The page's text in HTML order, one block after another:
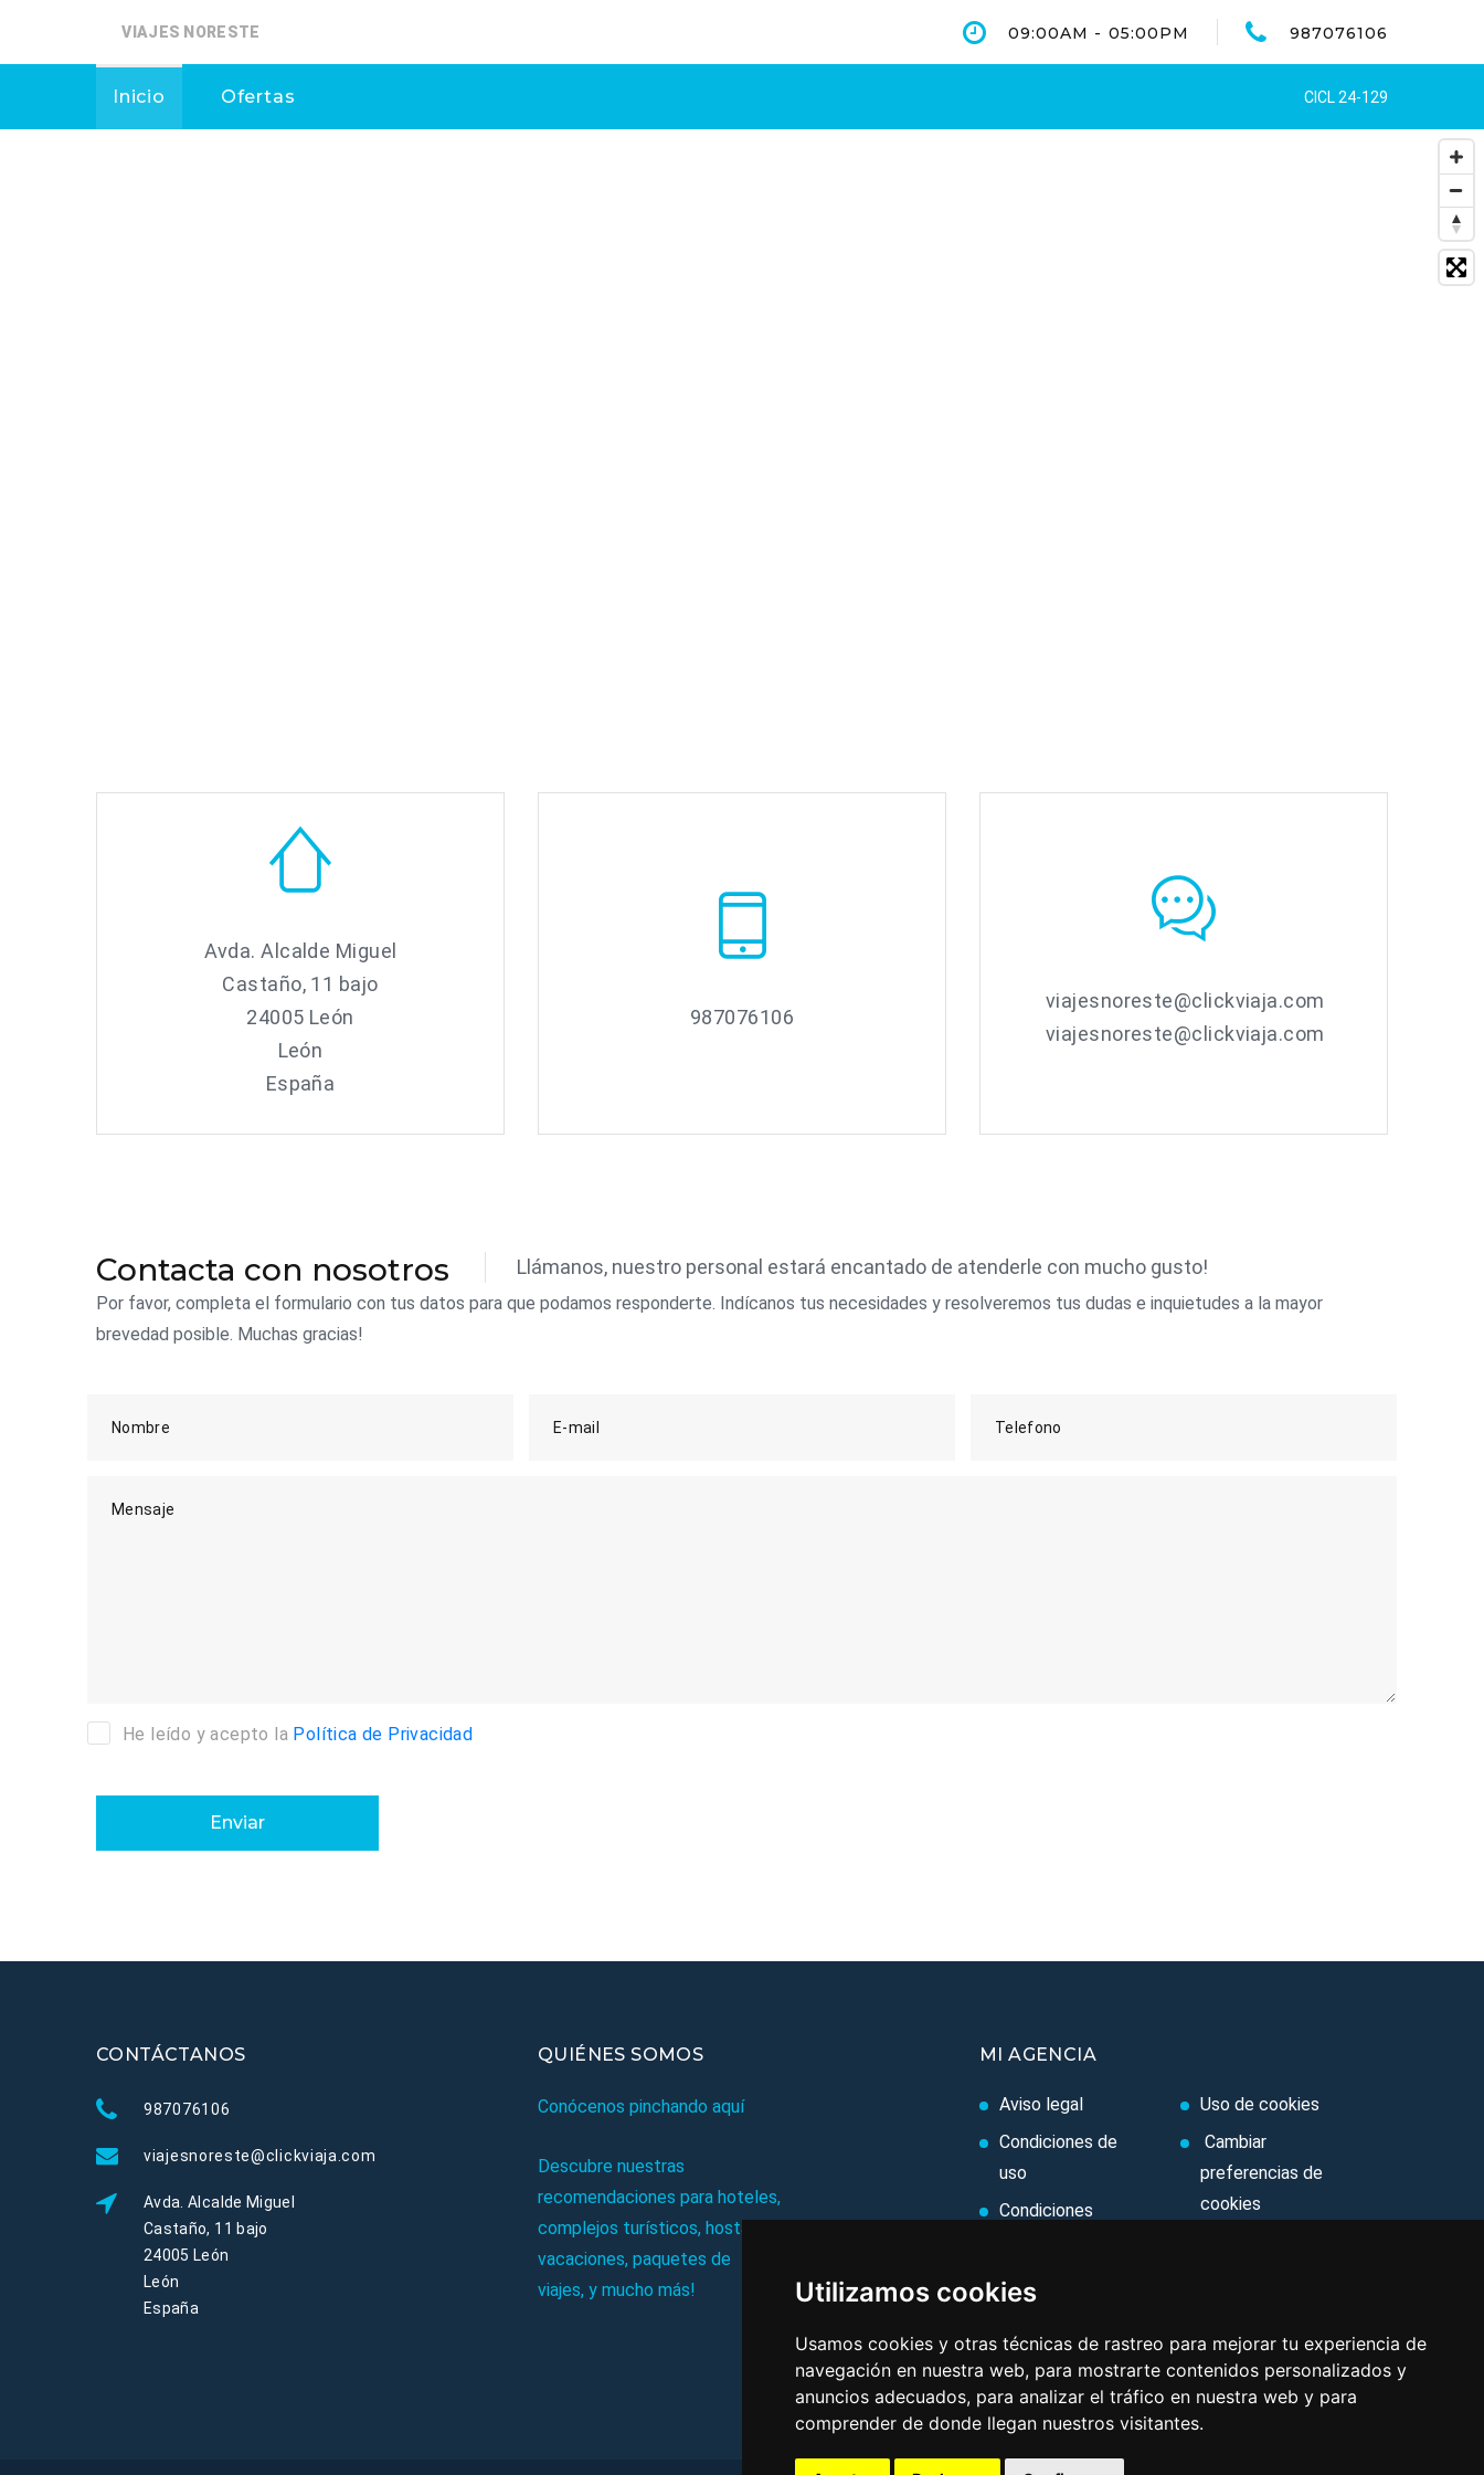
Utilizamos cookies
Usamos cookies y otras técnicas de rastreo para mejorar tu experiencia de
navegación en nuestra web, para mostrarte contenidos personalizados y
anuncios adecuados, para analizar el tráfico en nuestra web y para
comprender de donde llegan nuestros visitantes.
VIAJES NORESTE 09:00AM - 05:00PM 987076106
CICL 24-129
Inicio Ofertas
Avda. Alcalde Miguel
Castaño, 11 bajo
24005 León
León
España
987076106
viajesnoreste@clickviaja.com
viajesnoreste@clickviaja.com
Contacta con nosotros Llámanos, nuestro personal estará encantado de atenderle con mucho gusto!
Por favor, completa el formulario con tus datos para que podamos responderte. Indícanos tus necesidades y resolveremos tus dudas e inquietudes a la mayor
brevedad posible. Muchas gracias!
Nombre E-mail Telefono
Mensaje
He leído y acepto la Política de Privacidad
Enviar
CONTÁCTANOS
987076106
viajesnoreste@clickviaja.com
Avda. Alcalde Miguel
Castaño, 11 bajo
24005 León
León
España
QUIÉNES SOMOS
Conócenos pinchando aquí
Descubre nuestras
recomendaciones para hoteles,
complejos turísticos, hostales,
vacaciones, paquetes de
viajes, y mucho más!
MI AGENCIA
Aviso legal
Condiciones de
uso
Condiciones
Ley de Viajes
Combinados
Política de
privacidad
Uso de cookies
Cambiar
preferencias de
cookies